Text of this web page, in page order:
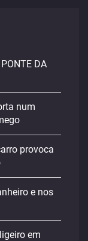
DA
num
provoca
e nos
em